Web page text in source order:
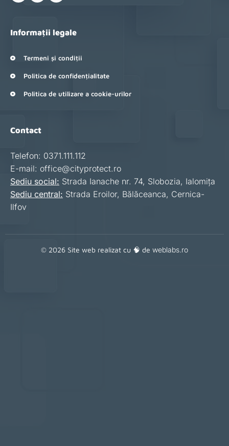
Informații legale
Termeni și condiții
Politica de confidențialitate
Politica de utilizare a cookie-urilor
Contact
Telefon: 0371.111.112
E-mail: office@cityprotect.ro
Sediu social: Strada Ianache nr. 74, Slobozia, Ialomița
Sediu central: Strada Eroilor, Bălăceanca, Cernica-
Ilfov
© 2026 Site web realizat cu 🧠 de weblabs.ro